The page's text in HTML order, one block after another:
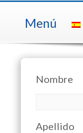
Menú
Nombre
Apellido